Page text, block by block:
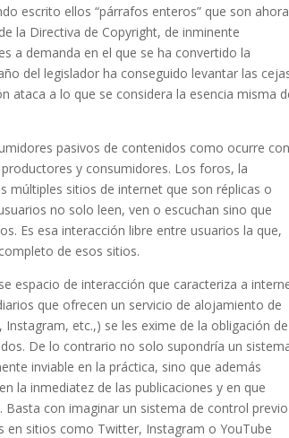
escrito ellos “párrafos enteros” que son ahora
la Directiva de Copyright, de inminente
a demanda en el que se ha convertido la
del legislador ha conseguido levantar las
ataca a lo que se considera la esencia misma
pasivos de contenidos como ocurre con
y consumidores. Los foros, la
múltiples sitios de internet que son réplicas o
no solo leen, ven o escuchan sino que
Es esa interacción libre entre usuarios la que,
de esos sitios.
espacio de interacción que caracteriza a
que ofrecen un servicio de alojamiento de
etc.,) se les exime de la obligación de
De lo contrario no solo supondría un
inviable en la práctica, sino que además
la inmediatez de las publicaciones y en que
con imaginar un sistema de control
en sitios como Twitter, Instagram o YouTube